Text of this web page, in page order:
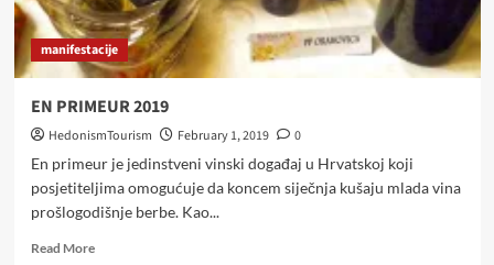
manifestacije
EN PRIMEUR 2019
HedonismTourism February 1, 2019
0
En primeur je jedinstveni vinski događaj u Hrvatskoj koji
posjetiteljima omogućuje da koncem siječnja kušaju mlada vina
prošlogodišnje berbe. Kao...
Read MoreRead